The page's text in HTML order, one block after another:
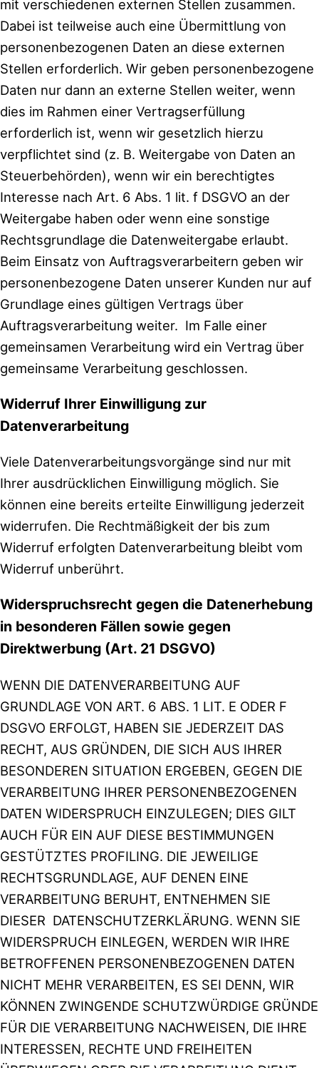
mit verschiedenen externen Stellen zusammen.
Dabei ist teilweise auch eine Übermittlung von
personenbezogenen Daten an diese externen
Stellen erforderlich. Wir geben personenbezogene
Daten nur dann an externe Stellen weiter, wenn
dies im Rahmen einer Vertragserfüllung
erforderlich ist, wenn wir gesetzlich hierzu
verpflichtet sind (z. B. Weitergabe von Daten an
Steuerbehörden), wenn wir ein berechtigtes
Interesse nach Art. 6 Abs. 1 lit. f DSGVO an der
Weitergabe haben oder wenn eine sonstige
Rechtsgrundlage die Datenweitergabe erlaubt.
Beim Einsatz von Auftragsverarbeitern geben wir
personenbezogene Daten unserer Kunden nur auf
Grundlage eines gültigen Vertrags über
Auftragsverarbeitung weiter. Im Falle einer
gemeinsamen Verarbeitung wird ein Vertrag über
gemeinsame Verarbeitung geschlossen.
Widerruf Ihrer Einwilligung zur
Datenverarbeitung
Viele Datenverarbeitungsvorgänge sind nur mit
Ihrer ausdrücklichen Einwilligung möglich. Sie
können eine bereits erteilte Einwilligung jederzeit
widerrufen. Die Rechtmäßigkeit der bis zum
Widerruf erfolgten Datenverarbeitung bleibt vom
Widerruf unberührt.
Widerspruchsrecht gegen die Datenerhebung
in besonderen Fällen sowie gegen
Direktwerbung (Art. 21 DSGVO)
WENN DIE DATENVERARBEITUNG AUF
GRUNDLAGE VON ART. 6 ABS. 1 LIT. E ODER F
DSGVO ERFOLGT, HABEN SIE JEDERZEIT DAS
RECHT, AUS GRÜNDEN, DIE SICH AUS IHRER
BESONDEREN SITUATION ERGEBEN, GEGEN DIE
VERARBEITUNG IHRER PERSONENBEZOGENEN
DATEN WIDERSPRUCH EINZULEGEN; DIES GILT
AUCH FÜR EIN AUF DIESE BESTIMMUNGEN
GESTÜTZTES PROFILING. DIE JEWEILIGE
RECHTSGRUNDLAGE, AUF DENEN EINE
VERARBEITUNG BERUHT, ENTNEHMEN SIE
DIESER DATENSCHUTZERKLÄRUNG. WENN SIE
WIDERSPRUCH EINLEGEN, WERDEN WIR IHRE
BETROFFENEN PERSONENBEZOGENEN DATEN
NICHT MEHR VERARBEITEN, ES SEI DENN, WIR
KÖNNEN ZWINGENDE SCHUTZWÜRDIGE GRÜNDE
FÜR DIE VERARBEITUNG NACHWEISEN, DIE IHRE
INTERESSEN, RECHTE UND FREIHEITEN